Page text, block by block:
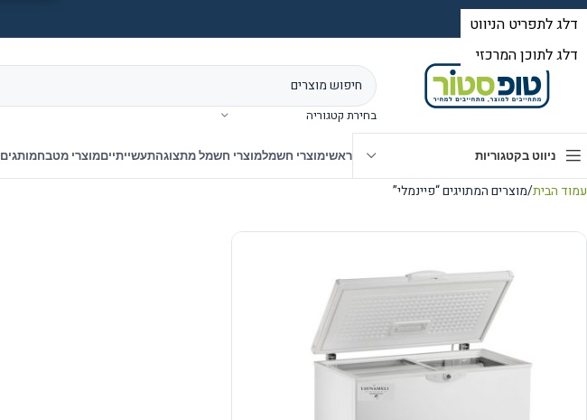
בחירת קטגוריה
ניווט בקטגוריות ראשימוצרי חשמלמוצרי חשמל מתצוגהתעשייתייםמוצרי מטבחמותגים
עמוד הבית מוצרים המתויגים “פיינמלי”